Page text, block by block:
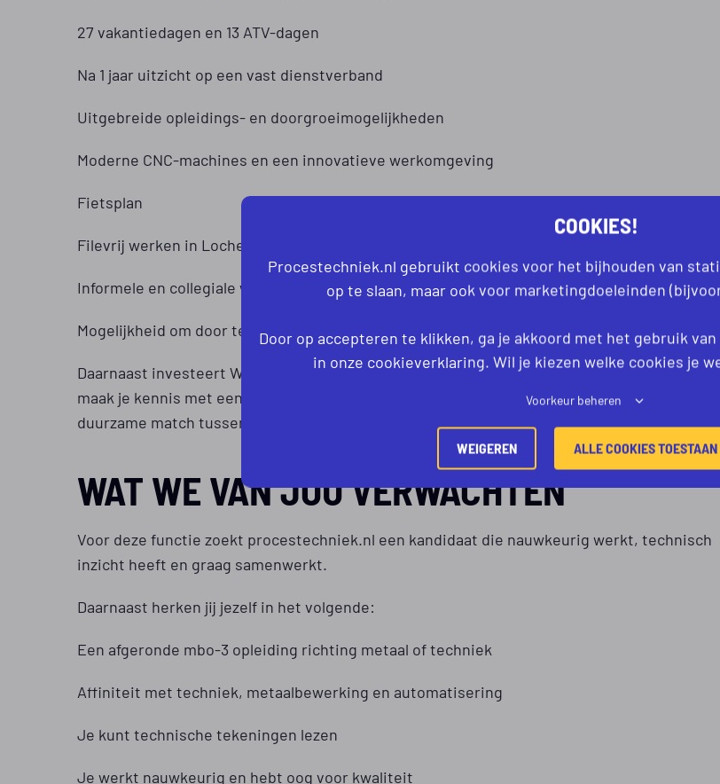
27 vakantiedagen en 13 ATV-dagen
Na 1 jaar uitzicht op een vast dienstverband
Uitgebreide opleidings- en doorgroeimogelijkheden
Moderne CNC-machines en een innovatieve werkomgeving
Fietsplan
Filevrij werken in Lochem
Informele en collegiale werksfeer
Mogelijkheid om door te groeien naar Allround Operator CNC Slijpen
Daarnaast investeert WILA actief in persoonlijke ontwikkeling. Tijdens de
maak je kennis met een drijfverenanalyse via My-Buttons, zodat er gekeken wordt naar een
duurzame match tussen jou, het team en de functie.
WAT WE VAN JOU VERWACHTEN
Voor deze functie zoekt procestechniek.nl een kandidaat die nauwkeurig werkt, technisch
inzicht heeft en graag samenwerkt.
Daarnaast herken jij jezelf in het volgende:
Een afgeronde mbo-3 opleiding richting metaal of techniek
Affiniteit met techniek, metaalbewerking en automatisering
Je kunt technische tekeningen lezen
Je werkt nauwkeurig en hebt oog voor kwaliteit
COOKIES!
Procestechniek.nl gebruikt cookies voor het bijhouden van
op te slaan, maar ook voor marketingdoeleinden
Door op accepteren te klikken, ga je akkoord met het gebruik van
in onze cookieverklaring. Wil je kiezen welke cookies je
Voorkeur beheren
WEIGEREN ALLE COOKIES TOESTAAN